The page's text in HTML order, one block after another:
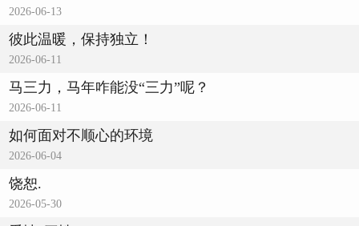
2026-06-13
彼此温暖，保持独立！
2026-06-11
马三力，马年咋能没“三力”呢？
2026-06-11
如何面对不顺心的环境
2026-06-04
饶恕.
2026-05-30